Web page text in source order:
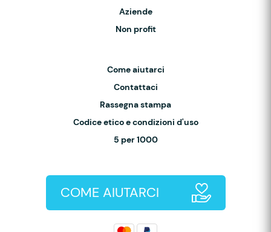
Aziende
Non profit
Come aiutarci
Contattaci
Rassegna stampa
Codice etico e condizioni d'uso
5 per 1000
COME AIUTARCI